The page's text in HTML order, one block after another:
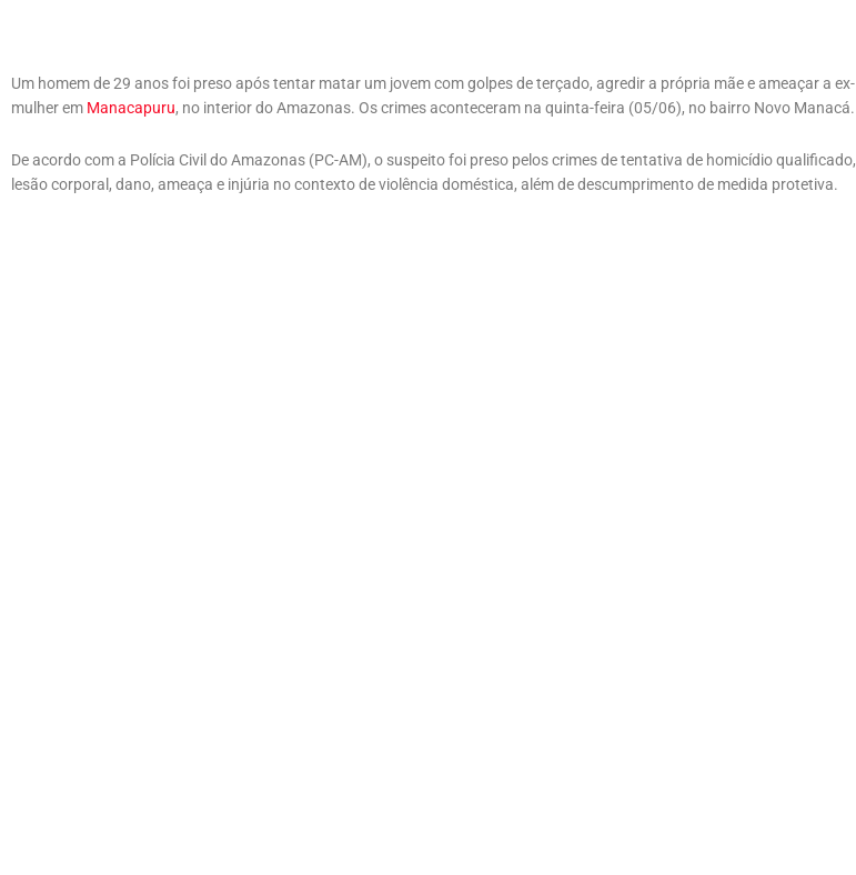
Um homem de 29 anos foi preso após tentar matar um jovem com golpes de terçado, agredir a própria mãe e ameaçar a ex-
mulher em Manacapuru, no interior do Amazonas. Os crimes aconteceram na quinta-feira (05/06), no bairro Novo Manacá.
De acordo com a Polícia Civil do Amazonas (PC-AM), o suspeito foi preso pelos crimes de tentativa de homicídio qualificado,
lesão corporal, dano, ameaça e injúria no contexto de violência doméstica, além de descumprimento de medida protetiva.